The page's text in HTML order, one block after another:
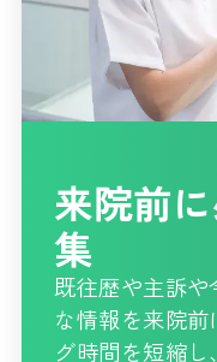
来院前
集
既往歴や主訴
な情報を来院前
グ時間を短縮し